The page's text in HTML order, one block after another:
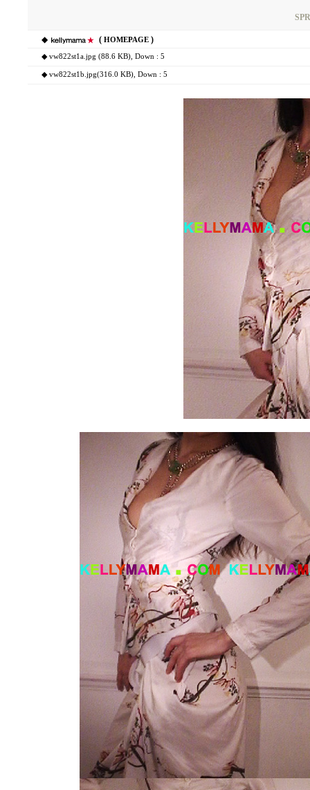
◆ ( HOMEPAGE )
◆ vw822st1a.jpg (88.6 KB) , Down : 5
◆ vw822st1b.jpg(316.0 KB) , Down : 5